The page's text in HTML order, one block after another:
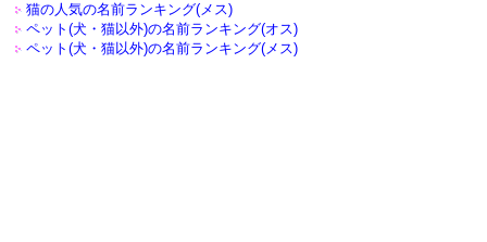
猫の人気の名前ランキング(メス)
ペット(犬・猫以外)の名前ランキング(オス)
ペット(犬・猫以外)の名前ランキング(メス)